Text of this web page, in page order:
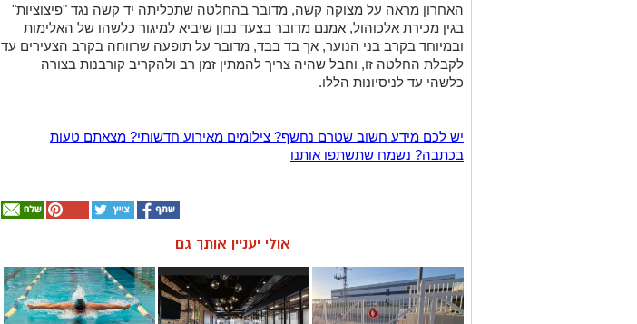
האחרון מראה על מצוקה קשה, מדובר בהחלטה שתכליתה יד קשה נגד "פיצוציות"
בגין מכירת אלכוהול, אמנם מדובר בצעד נבון שיביא למיגור כלשהו של האלימות
ובמיוחד בקרב בני הנוער, אך בד בבד, מדובר על תופעה שרווחה בקרב הצעירים עד
לקבלת החלטה זו, וחבל שהיה צריך להמתין זמן רב ולהקריב קורבנות בצורה
כלשהי עד לניסיונות הללו.
יש לכם מידע חשוב שטרם נחשף? צילומים מאירוע חדשותי? מצאתם טעות
בכתבה? נשמח שתשתפו אותנו
אולי יעניין אותך גם